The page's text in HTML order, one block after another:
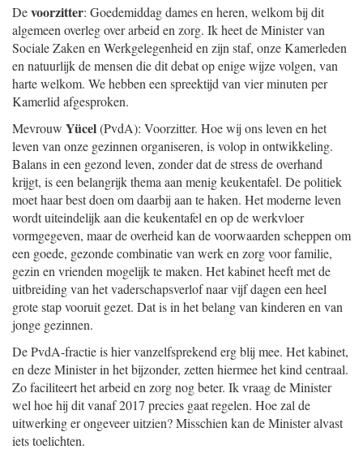
Devoorzitter: Goedemiddag dames en heren, welkom bij dit
algemeen overleg over arbeid en zorg. Ik heet de Minister van
Sociale Zaken en Werkgelegenheid en zijn staf, onze Kamerleden
en natuurlijk de mensen die dit debat op enige wijze volgen, van
harte welkom. We hebben een spreektijd van vier minuten per
Kamerlid afgesproken.
Mevrouw Yücel(PvdA): Voorzitter. Hoe wij ons leven en het
leven van onze gezinnen organiseren, is volop in ontwikkeling.
Balans in een gezond leven, zonder dat de stress de overhand
krijgt, is een belangrijk thema aan menig keukentafel. De politiek
moet haar best doen om daarbij aan te haken. Het moderne leven
wordt uiteindelijk aan die keukentafel en op de werkvloer
vormgegeven, maar de overheid kan de voorwaarden scheppen om
een goede, gezonde combinatie van werk en zorg voor familie,
gezin en vrienden mogelijk te maken. Het kabinet heeft met de
uitbreiding van het vaderschapsverlof naar vijf dagen een heel
grote stap vooruit gezet. Dat is in het belang van kinderen en van
jonge gezinnen.
De PvdA-fractie is hier vanzelfsprekend erg blij mee. Het kabinet,
en deze Minister in het bijzonder, zetten hiermee het kind centraal.
Zo faciliteert het arbeid en zorg nog beter. Ik vraag de Minister
wel hoe hij dit vanaf 2017 precies gaat regelen. Hoe zal de
uitwerking er ongeveer uitzien? Misschien kan de Minister alvast
iets toelichten.